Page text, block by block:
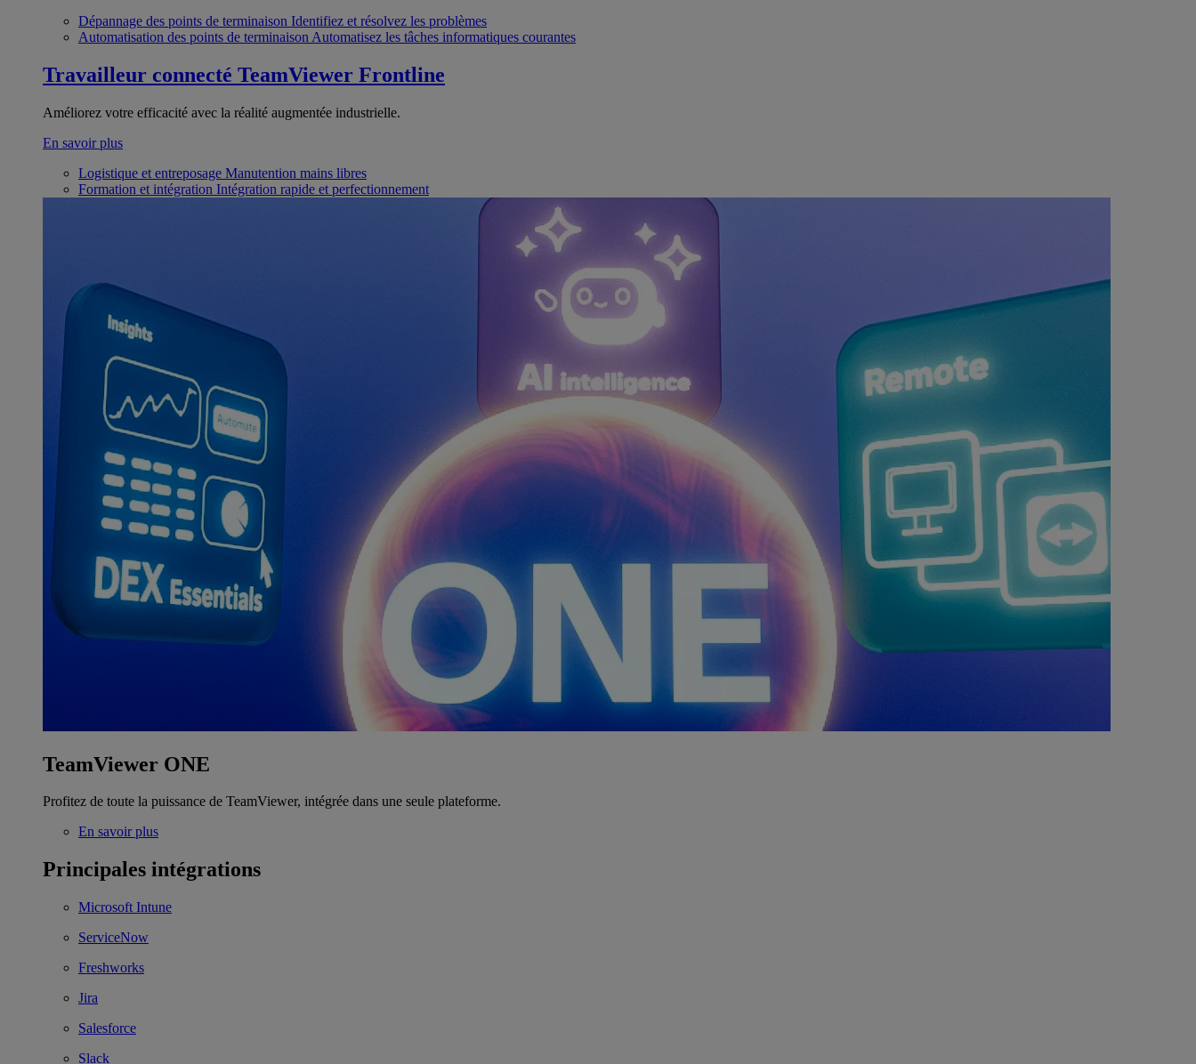
Dépannage des points de terminaison Identifiez et résolvez les problèmes
Automatisation des points de terminaison Automatisez les tâches informatiques courantes
Travailleur connecté TeamViewer Frontline
Améliorez votre efficacité avec la réalité augmentée industrielle.
En savoir plus
Logistique et entreposage Manutention mains libres
Formation et intégration Intégration rapide et perfectionnement
TeamViewer ONE
Profitez de toute la puissance de TeamViewer, intégrée dans une seule plateforme.
En savoir plus
Principales intégrations
Microsoft Intune
ServiceNow
Freshworks
Jira
Salesforce
Slack